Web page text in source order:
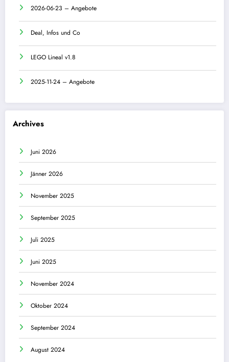
2026-06-23 – Angebote
Deal, Infos und Co
LEGO Lineal v1.8
2025-11-24 – Angebote
Archives
Juni 2026
Jänner 2026
November 2025
September 2025
Juli 2025
Juni 2025
November 2024
Oktober 2024
September 2024
August 2024